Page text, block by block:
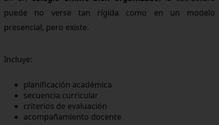
puede no verse tan rígida como en un modelo
presencial, pero existe.
Incluye:
planificación académica
secuencia curricular
criterios de evaluación
acompañamiento docente